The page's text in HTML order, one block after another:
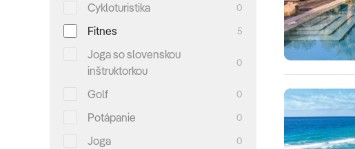
Cykloturistika
0
Fitnes 5
Joga so slovenskou
inštruktorkou
0
Golf 0
Potápanie 0
Joga 0